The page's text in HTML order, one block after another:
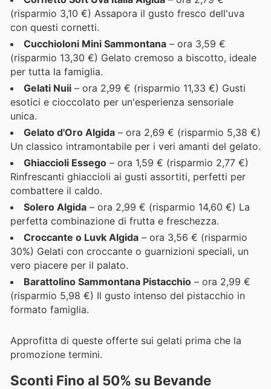
(risparmio 3,10 €) Assapora il gusto fresco dell'uva
con questi cornetti.
Cucchioloni Mini Sammontana – ora 3,59 €
(risparmio 13,30 €) Gelato cremoso a biscotto, ideale
per tutta la famiglia.
Gelati Nuii – ora 2,99 € (risparmio 11,33 €) Gusti
esotici e cioccolato per un'esperienza sensoriale
unica.
Gelato d'Oro Algida – ora 2,69 € (risparmio 5,38 €)
Un classico intramontabile per i veri amanti del gelato.
Ghiaccioli Essego – ora 1,59 € (risparmio 2,77 €)
Rinfrescanti ghiaccioli ai gusti assortiti, perfetti per
combattere il caldo.
Solero Algida – ora 2,99 € (risparmio 14,60 €) La
perfetta combinazione di frutta e freschezza.
Croccante o Luvk Algida – ora 3,56 € (risparmio
30%) Gelati con croccante o guarnizioni speciali, un
vero piacere per il palato.
Barattolino Sammontana Pistacchio – ora 2,99 €
(risparmio 5,98 €) Il gusto intenso del pistacchio in
formato famiglia.
Approfitta di queste offerte sui gelati prima che la
promozione termini.
Sconti Fino al 50% su Bevande